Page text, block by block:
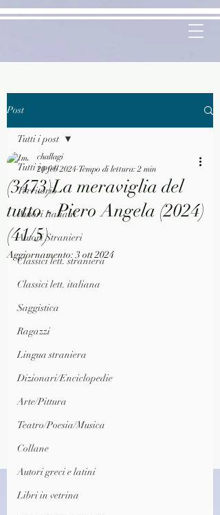
Post
Tutti i post
Territorio
Autori Italiani
Autori Stranieri
Classici lett. straniera
Classici lett. italiana
Saggistica
Ragazzi
Lingua straniera
Dizionari/Enciclopedie
Arte/Pittura
Teatro/Poesia/Musica
Collane
Autori greci e latini
Libri in vetrina
Tutti i post
(3473)La meraviglia del
tutto - Piero Angela (2024)
(41/5)
challagi
20 feb 2024 Tempo di lettura: 2 min
Aggiornamento:3 ott 2024